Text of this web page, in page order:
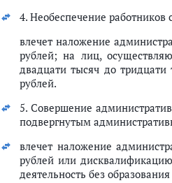
комиссии референдума.
об избирателях, участниках
информации в информационном
комиссии референдума,
в выборах, референдуме
о выборах и референдумах
рекламы
по вопросам референдума вне
по вопросам референдума
агитационных материалов с
опровержение или иное
4. Необеспечение работников
влечет наложение
рублей; на лиц,
двадцати тысяч до
рублей.
5. Совершение
подвергнутым
влечет наложение
рублей или
деятельность без